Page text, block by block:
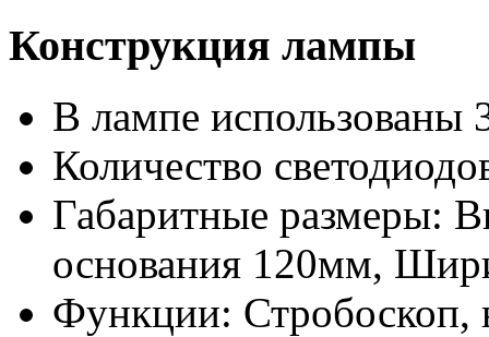
Конструкция лампы
В лампе использованы
Количество
Габаритные размеры:
основания 120мм,
Функции: Стробоскоп,